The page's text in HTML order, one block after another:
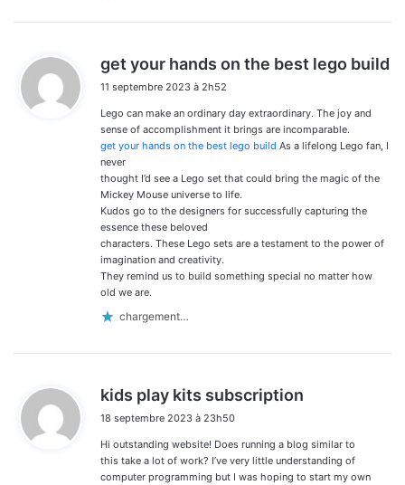
get your hands on the best lego build
11 septembre 2023 à 2h52
Lego can make an ordinary day extraordinary. The joy and
sense of accomplishment it brings are incomparable.
get your hands on the best lego build As a lifelong Lego fan, I
never
thought I’d see a Lego set that could bring the magic of the
Mickey Mouse universe to life.
Kudos go to the designers for successfully capturing the
essence these beloved
characters. These Lego sets are a testament to the power of
imagination and creativity.
They remind us to build something special no matter how
old we are.
chargement…
kids play kits subscription
:
18 septembre 2023 à 23h50
Hi outstanding website! Does running a blog similar to
this take a lot of work? I’ve very little understanding of
computer programming but I was hoping to start my own